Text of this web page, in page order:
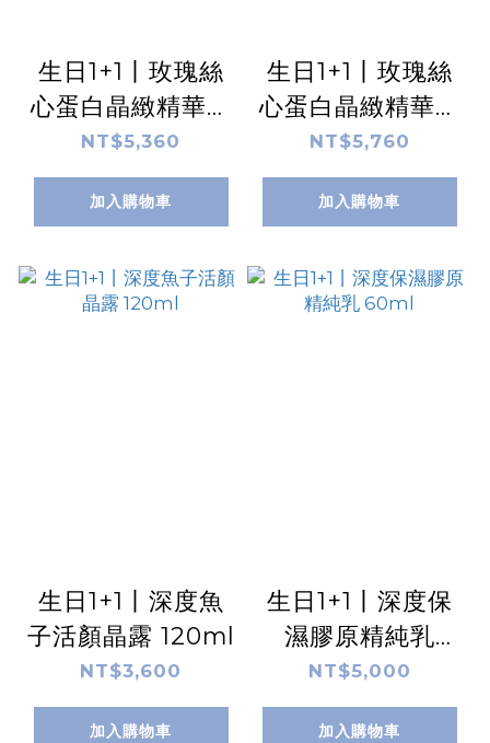
生日1+1丨玫瑰絲
心蛋白晶緻精華液
30ml
NT$5,360
加入購物車
生日1+1丨玫瑰絲
心蛋白晶緻精華霜
50ml
NT$5,760
加入購物車
生日1+1丨深度魚
子活顏晶露 120ml
NT$3,600
加入購物車
生日1+1丨深度保
濕膠原精純乳
60ml
NT$5,000
加入購物車